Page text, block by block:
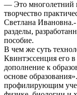
— Это многолетний
творчество
Светлана
разделы,
пособие.
В чем же суть
Квинтэссенция его
дополнение к
основе
профилирующим